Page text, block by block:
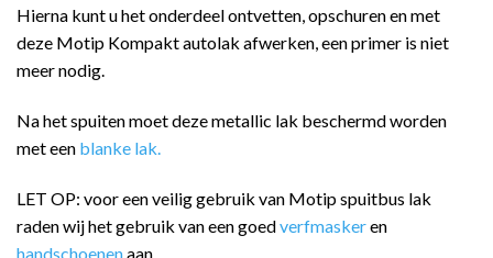
Hierna kunt u het onderdeel ontvetten, opschuren en met
deze Motip Kompakt autolak afwerken, een primer is niet
meer nodig.
Na het spuiten moet deze metallic lak beschermd worden
met een blanke lak.
LET OP: voor een veilig gebruik van Motip spuitbus lak
raden wij het gebruik van een goedverfmaskeren
handschoenenaan.